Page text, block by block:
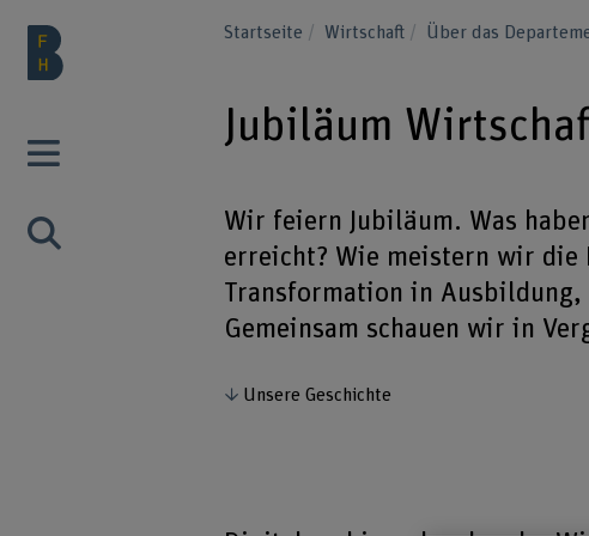
Startseite Wirtschaft Über das
Jubiläum
Wir feiern Jubiläum. Was
erreicht? Wie meistern wir die
Transformation in
Gemeinsam schauen wir in
Unsere Geschichte